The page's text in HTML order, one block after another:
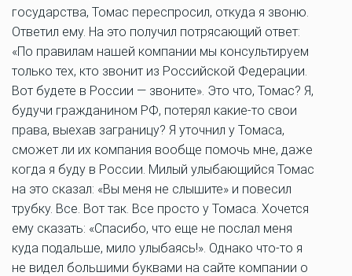
государства, Томас переспросил, откуда я звоню.
Ответил ему. На это получил потрясающий ответ:
«По правилам нашей компании мы консультируем
только тех, кто звонит из Российской Федерации.
Вот будете в России — звоните». Это что, Томас? Я,
будучи гражданином РФ, потерял какие-то свои
права, выехав заграницу? Я уточнил у Томаса,
сможет ли их компания вообще помочь мне, даже
когда я буду в России. Милый улыбающийся Томас
на это сказал: «Вы меня не слышите» и повесил
трубку. Все. Вот так. Все просто у Томаса. Хочется
ему сказать: «Спасибо, что еще не послал меня
куда подальше, мило улыбаясь!». Однако что-то я
не видел большими буквами на сайте компании о